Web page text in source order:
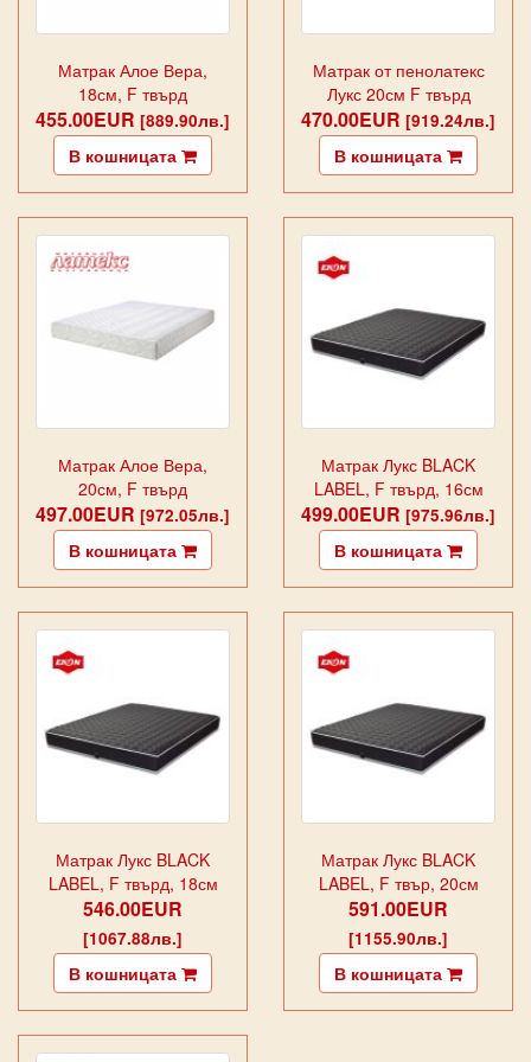
Матрак Алое Вера,
18см, F твърд
455.00EUR [889.90лв.]
В кошницата
Матрак от пенолатекс
Лукс 20см F твърд
470.00EUR [919.24лв.]
В кошницата
Матрак Алое Вера,
20см, F твърд
497.00EUR [972.05лв.]
В кошницата
Матрак Лукс BLACK
LABEL, F твърд, 16см
499.00EUR [975.96лв.]
В кошницата
Матрак Лукс BLACK
LABEL, F твърд, 18см
546.00EUR
[1067.88лв.]
В кошницата
Матрак Лукс BLACK
LABEL, F твър, 20см
591.00EUR
[1155.90лв.]
В кошницата